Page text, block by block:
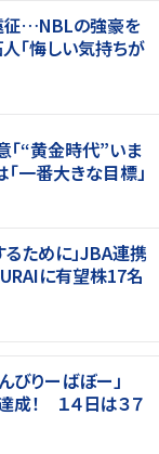
征…NBLの強豪を
「悔しい気持ちが
“黄金時代”いま
一番大きな目標」
るために」JBA連携
に有望株17名
びりーばぼー」
成！ １４日は３７